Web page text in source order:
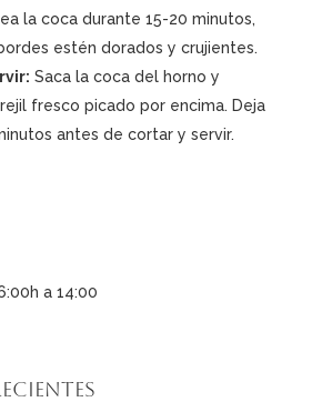
la coca durante 15-20 minutos,
estén dorados y crujientes.
Saca la coca del horno y
fresco picado por encima. Deja
antes de cortar y servir.
a 14:00